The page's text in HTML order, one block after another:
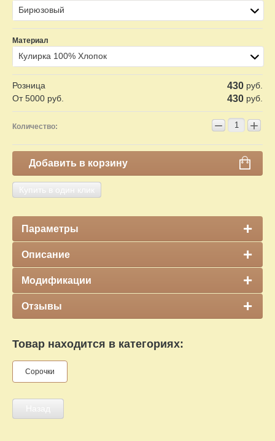
Бирюзовый
Материал
Кулирка 100% Хлопок
Розница 430 руб.
От 5000 руб.
430 руб.
Количество: − +
Добавить в корзину
Параметры
Описание
Модификации
Отзывы
Товар находится в категориях:
Сорочки